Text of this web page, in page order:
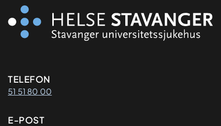
Kontaktinformasjon
TELEFON
51 51 80 00
E-POST